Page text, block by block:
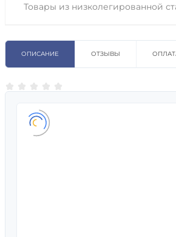
Товары из низколегированной
ОПИСАНИЕ ОТЗЫВЫ